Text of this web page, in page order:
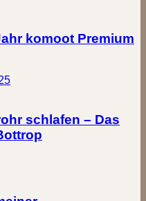
komoot Premium
schlafen – Das